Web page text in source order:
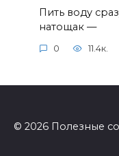
Пить воду
натощак —
0 11.4к.
© 2026 Полезные